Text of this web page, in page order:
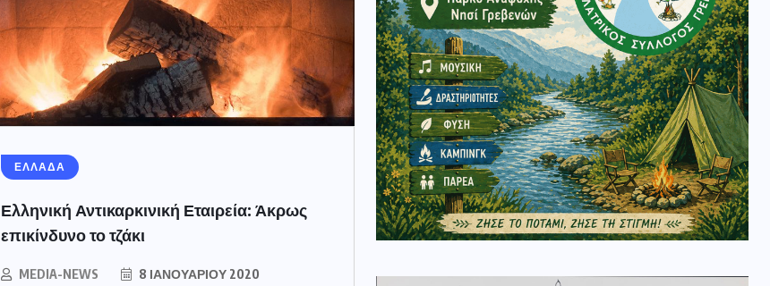
ΕΛΛΑΔΑ
Ελληνική Αντικαρκινική Εταιρεία: Άκρως
επικίνδυνο το τζάκι
MEDIA-NEWS 8 ΙΑΝΟΥΑΡΊΟΥ 2020